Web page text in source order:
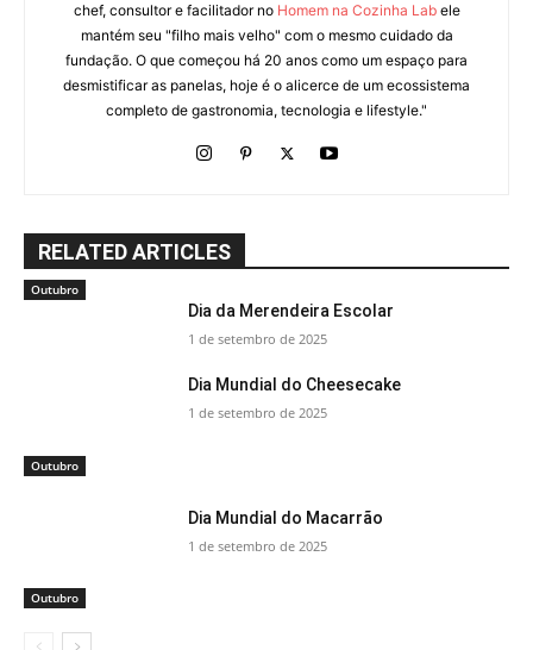
chef, consultor e facilitador no Homem na Cozinha Labele
mantém seu "filho mais velho" com o mesmo cuidado da
fundação. O que começou há 20 anos como um espaço para
desmistificar as panelas, hoje é o alicerce de um ecossistema
completo de gastronomia, tecnologia e lifestyle."
RELATED ARTICLES
Outubro
Dia da Merendeira Escolar
1 de setembro de 2025
Outubro
Dia Mundial do Cheesecake
1 de setembro de 2025
Outubro
Dia Mundial do Macarrão
1 de setembro de 2025